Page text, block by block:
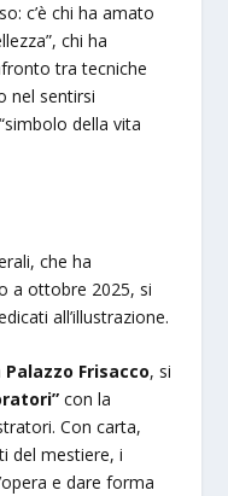
c’è chi ha amato
chi ha
tra tecniche
nel sentirsi
della vita
che ha
a ottobre 2025, si
all’illustrazione.
Palazzo Frisacco, si
con la
Con carta,
del mestiere, i
e dare forma